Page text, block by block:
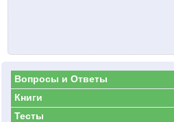
Вопросы и Ответы
Книги
Тесты